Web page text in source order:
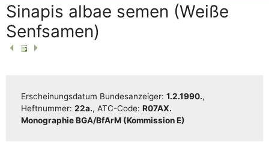
Sinapis albae semen (Weiße
Senfsamen)
Erschei­nungs­da­tum Bun­des­an­zei­ger: 1.2.1990.,
Heft­num­mer: 22a., ATC-Code: R07AX.
Mono­gra­phie BGA/​​BfArM (Kom­mis­si­on E)